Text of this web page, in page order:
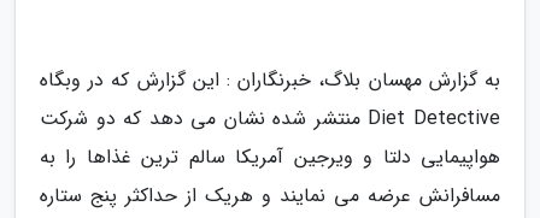
به گزارش مهسان بلاگ، خبرنگاران : این گزارش که در وبگاه
Diet Detective منتشر شده نشان می دهد که دو شرکت
هواپیمایی دلتا و ویرجین آمریکا سالم ترین غذاها را به
مسافرانش عرضه می نمایند و هریک از حداکثر پنج ستاره